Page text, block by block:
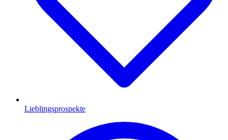
Lieblingsprospekte